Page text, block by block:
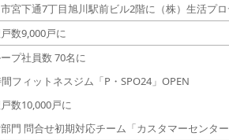
宮下通7丁目旭川駅前ビル2階に（株）生活プ
数9,000戸に
プ社員数 70名に
フィットネスジム「P・SPO24」OPEN
数10,000戸に
門 問合せ初期対応チーム「カスタマーセンタ